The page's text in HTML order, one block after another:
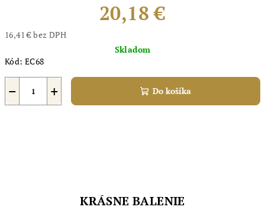
20,18 €
16,41 € bez DPH
cena:
Skladom
Kód: EC68
+
− Do košíka
KRÁSNE BALENIE